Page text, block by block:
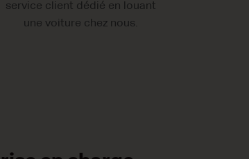
service client dédié en louant
une voiture chez nous.